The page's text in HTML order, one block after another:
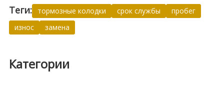
Теги: тормозные колодки срок службы
пробег
износ
замена
Категории